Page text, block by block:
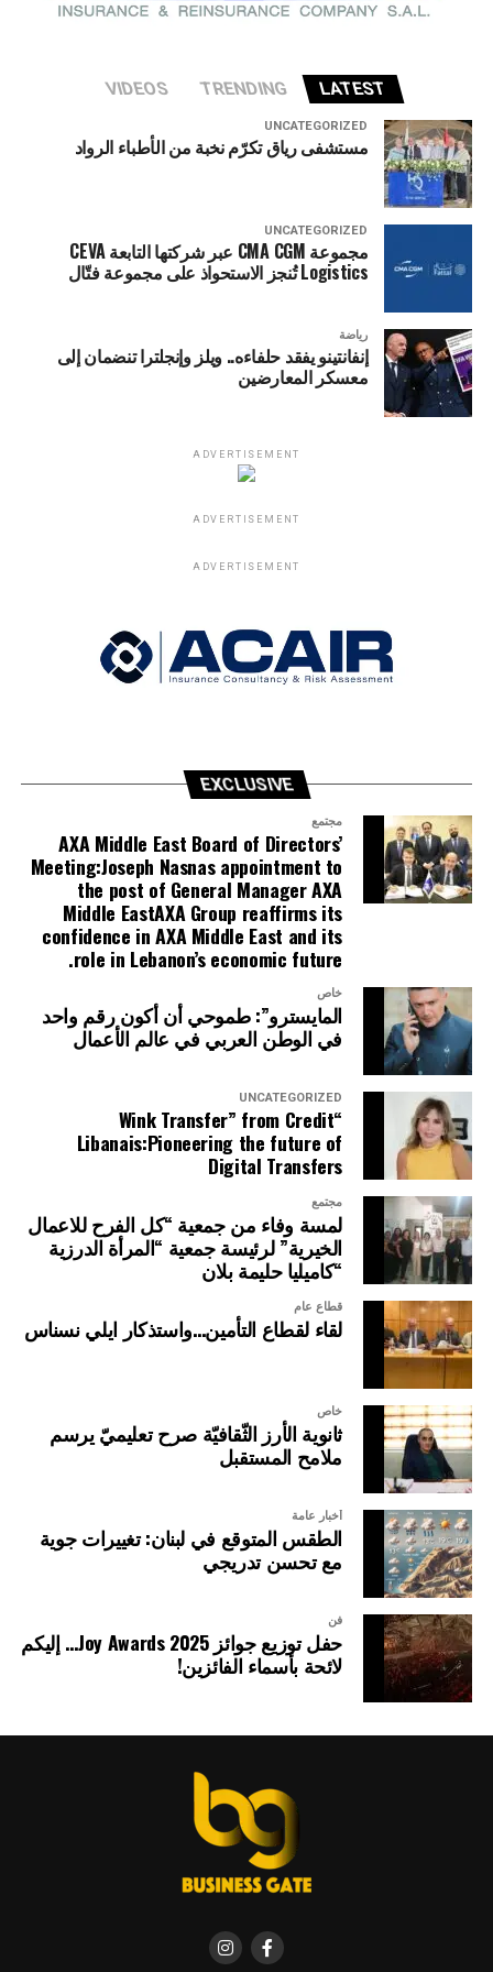
LATEST
TRENDING
VIDEOS
UNCATEGORIZED
مستشفى رياق تكرّم نخبة من الأطباء الرواد
UNCATEGORIZED
مجموعة CMA CGM عبر شركتها التابعة CEVA
Logistics تُنجز الاستحواذ على مجموعة فتّال
رياضة
إنفانتينو يفقد حلفاءه.. ويلز وإنجلترا تنضمان إلى
معسكر المعارضين
ADVERTISEMENT
ADVERTISEMENT
ADVERTISEMENT
EXCLUSIVE
مجتمع
AXA Middle East Board of Directors’
Meeting:Joseph Nasnas appointment to
the post of General Manager AXA
Middle EastAXA Group reaffirms its
confidence in AXA Middle East and its
role in Lebanon’s economic future.
خاص
المايسترو”: طموحي أن أكون رقم واحد
في الوطن العربي في عالم الأعمال
UNCATEGORIZED
“Wink Transfer” from Credit
Libanais:Pioneering the future of
Digital Transfers
مجتمع
لمسة وفاء من جمعية “كل الفرح للاعمال
الخيرية” لرئيسة جمعية “المرأة الدرزية
“كاميليا حليمة بلان
قطاع عام
لقاء لقطاع التأمين…واستذكار ايلي نسناس
خاص
ثانوية الأرز الثّقافيّة صرح تعليميّ يرسم
ملامح المستقبل
أخبار عامة
الطقس المتوقع في لبنان: تغييرات جوية
مع تحسن تدريجي
فن
حفل توزيع جوائز Joy Awards 2025… إليكم
لائحة بأسماء الفائزين!